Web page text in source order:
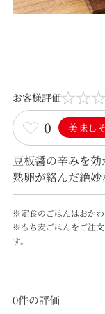
お客様評価
0 美味し
豆板醤の辛みを
熟卵が絡んだ絶妙
※定食のごはんはおかわ
※もち麦ごはんをご注
す。
0件の評価